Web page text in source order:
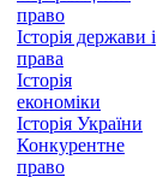
право
Історія держави і
права
Історія
економіки
Історія України
Конкурентне
право